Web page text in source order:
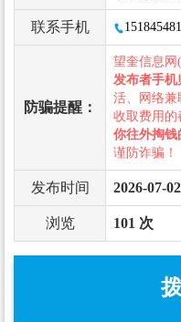
联系手机
防骗提醒：
望奎信息网
发布者手
活、网络兼
收取费用的
你往外掏钱
谨防诈骗！
发布时间 2026-07-
浏览 101 次